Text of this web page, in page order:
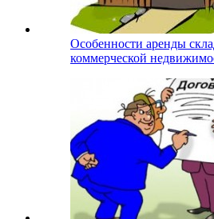
Особенности аренды
коммерческой